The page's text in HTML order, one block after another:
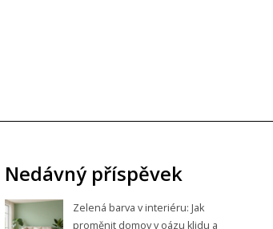
Nedávný příspěvek
Zelená barva v interiéru: Jak
proměnit domov v oázu klidu a